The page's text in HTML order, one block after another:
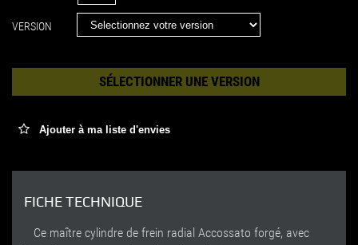
SÉLECTIONNER UNE VERSION
Ajouter à ma liste d'envies
FICHE TECHNIQUE
Ce maître cylindre de frein radial Accossato forgé, avec